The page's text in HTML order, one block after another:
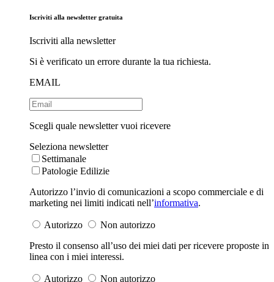
Iscriviti alla newsletter gratuita
Iscriviti alla newsletter
Si è verificato un errore durante la tua richiesta.
EMAIL
Scegli quale newsletter vuoi ricevere
Seleziona newsletter
Settimanale
Patologie Edilizie
Autorizzo l’invio di comunicazioni a scopo commerciale e di
marketing nei limiti indicati nell’informativa.
Autorizzo
Non autorizzo
Presto il consenso all’uso dei miei dati per ricevere proposte in
linea con i miei interessi.
Autorizzo Non autorizzo